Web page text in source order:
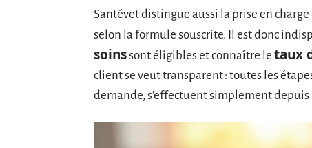
Santévet distingue aussi la prise en charge
selon la formule souscrite. Il est donc
soinssont éligibles et connaître le taux
client se veut transparent : toutes les
demande, s’effectuent simplement depuis